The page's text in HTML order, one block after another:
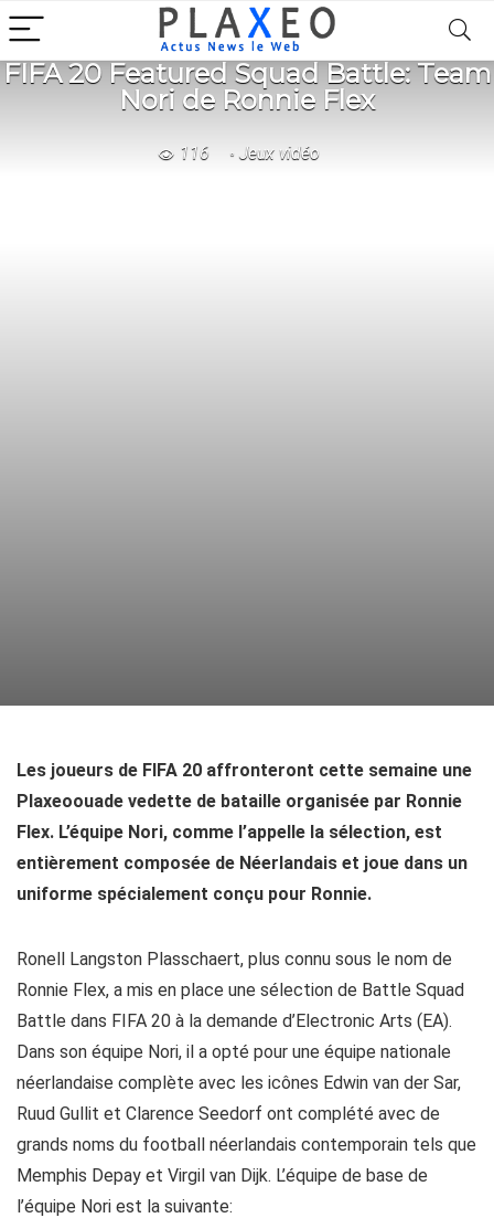
FIFA 20 Featured Squad Battle: Team
Nori de Ronnie Flex
116 Jeux vidéo
Les joueurs de FIFA 20 affronteront cette semaine une
Plaxeoouade vedette de bataille organisée par Ronnie
Flex. L’équipe Nori, comme l’appelle la sélection, est
entièrement composée de Néerlandais et joue dans un
uniforme spécialement conçu pour Ronnie.
Ronell Langston Plasschaert, plus connu sous le nom de
Ronnie Flex, a mis en place une sélection de Battle Squad
Battle dans FIFA 20 à la demande d’Electronic Arts (EA).
Dans son équipe Nori, il a opté pour une équipe nationale
néerlandaise complète avec les icônes Edwin van der Sar,
Ruud Gullit et Clarence Seedorf ont complété avec de
grands noms du football néerlandais contemporain tels que
Memphis Depay et Virgil van Dijk. L’équipe de base de
l’équipe Nori est la suivante: